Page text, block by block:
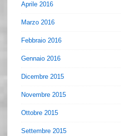
Aprile 2016
Marzo 2016
Febbraio 2016
Gennaio 2016
Dicembre 2015
Novembre 2015
Ottobre 2015
Settembre 2015